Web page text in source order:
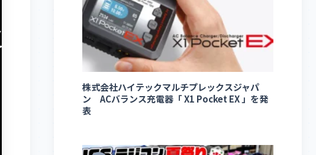
株式会社ハイテックマルチプレックスジャパ
ン ACバランス充電器「 X1 Pocket EX 」を発
表